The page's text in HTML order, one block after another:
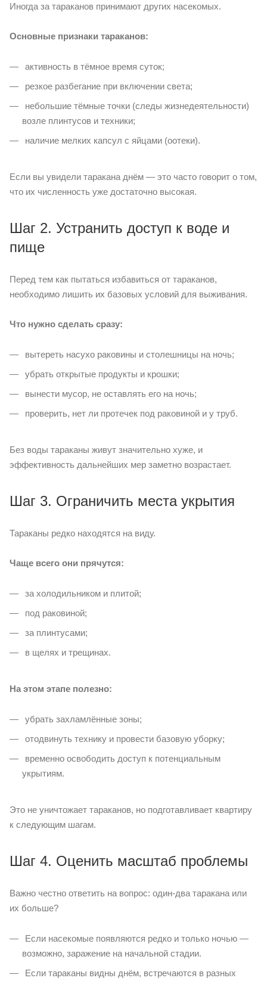
Иногда за тараканов принимают других насекомых.
Основные признаки тараканов:
активность в тёмное время суток;
резкое разбегание при включении света;
небольшие тёмные точки (следы жизнедеятельности)
возле плинтусов и техники;
наличие мелких капсул с яйцами (оотеки).
Если вы увидели таракана днём — это часто говорит о том,
что их численность уже достаточно высокая.
Шаг 2. Устранить доступ к воде и
пище
Перед тем как пытаться избавиться от тараканов,
необходимо лишить их базовых условий для выживания.
Что нужно сделать сразу:
вытереть насухо раковины и столешницы на ночь;
убрать открытые продукты и крошки;
вынести мусор, не оставлять его на ночь;
проверить, нет ли протечек под раковиной и у труб.
Без воды тараканы живут значительно хуже, и
эффективность дальнейших мер заметно возрастает.
Шаг 3. Ограничить места укрытия
Тараканы редко находятся на виду.
Чаще всего они прячутся:
за холодильником и плитой;
под раковиной;
за плинтусами;
в щелях и трещинах.
На этом этапе полезно:
убрать захламлённые зоны;
отодвинуть технику и провести базовую уборку;
временно освободить доступ к потенциальным
укрытиям.
Это не уничтожает тараканов, но подготавливает квартиру
к следующим шагам.
Шаг 4. Оценить масштаб проблемы
Важно честно ответить на вопрос: один-два таракана или
их больше?
Если насекомые появляются редко и только ночью —
возможно, заражение на начальной стадии.
Если тараканы видны днём, встречаются в разных